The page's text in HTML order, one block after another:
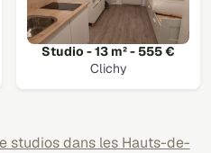
Studio - 13 m² - 555 €
Clichy
studios dans les Hauts-de-